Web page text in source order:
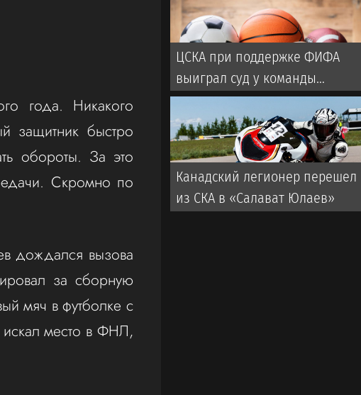
года. Никакого
защитник быстро
обороты. За это
Скромно по
дождался вызова
за сборную
мяч в футболке с
место в ФНЛ,
пиротехника
ЦСКА при поддержке ФИФА
выиграл суд у команды
турецкой Суперлиги
Канадский легионер перешел
из СКА в «Салават Юлаев»